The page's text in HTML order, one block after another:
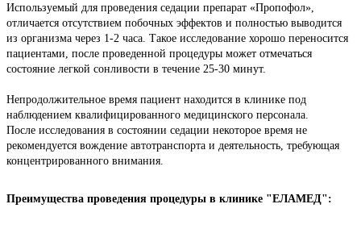
Используемый для проведения седации препарат «Пропофол»,
отличается отсутствием побочных эффектов и полностью выводится
из организма через 1-2 часа. Такое исследование хорошо переносится
пациентами, после проведенной процедуры может отмечаться
состояние легкой сонливости в течение 25-30 минут.
Непродолжительное время пациент находится в клинике под
наблюдением квалифицированного медицинского персонала.
После исследования в состоянии седации некоторое время не
рекомендуется вождение автотранспорта и деятельность, требующая
концентрированного внимания.
Преимущества проведения процедуры в клинике "ЕЛАМЕД":